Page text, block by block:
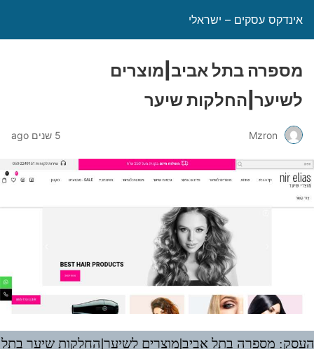
אינדקס עסקים – ישראלי
מספרה בתל אביב|מוצרים
לשיער|החלקות שיער
Mzron 5 שנים ago
מספרה בתל אביב|מוצרים לשיער|החלקות שיער בתל